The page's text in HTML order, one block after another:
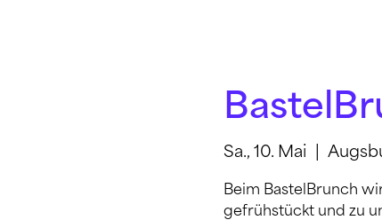
Sa., 10. Mai
Beim BastelBrunch
gefrühstückt und zu